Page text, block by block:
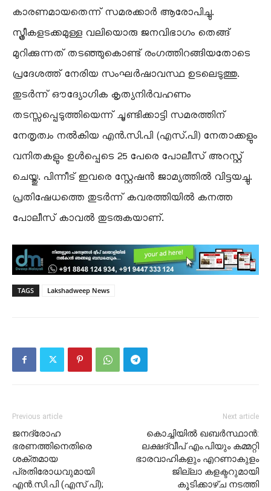
കാരണമായതെന്ന് സമരക്കാർ ആരോപിച്ചു.
സ്ത്രീകളടക്കമുള്ള വലിയൊരു ജനവിഭാഗം തെങ്ങ്
മുറിക്കുന്നത് തടഞ്ഞുകൊണ്ട് രംഗത്തിറങ്ങിയതോടെ
പ്രദേശത്ത് നേരിയ സംഘർഷാവസ്ഥ ഉടലെടുത്തു.
തുടർന്ന് ഔദ്യോഗിക കൃത്യനിർവഹണം
തടസ്സപ്പെടുത്തിയെന്ന് ചൂണ്ടിക്കാട്ടി സമരത്തിന്
നേതൃത്വം നൽകിയ എൻ.സി.പി (എസ്.പി) നേതാക്കളും
വനിതകളും ഉൾപ്പെടെ 25 പേരെ പോലീസ് അറസ്റ്റ്
ചെയ്തു. പിന്നീട് ഇവരെ സ്റ്റേഷൻ ജാമ്യത്തിൽ വിട്ടയച്ചു.
പ്രതിഷേധത്തെ തുടർന്ന് കവരത്തിയിൽ കനത്ത
പോലീസ് കാവൽ തുടരുകയാണ്.
TAGS Lakshadweep News
Previous article
ജനദ്രോഹ
ഭരണത്തിനെതിരെ
ശക്തമായ
പ്രതിരോധവുമായി
എൻ.സി.പി (എസ് പി);
Next article
കൊച്ചിയിൽ ഖബർസ്ഥാൻ:
ലക്ഷദ്വീപ് എം.പിയും കമ്മറ്റി
ഭാരവാഹികളും എറണാകുളം
ജില്ലാ കളക്ടറുമായി
കൂടിക്കാഴ്ച നടത്തി